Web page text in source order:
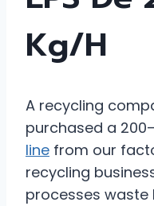
Kg/h
A recycling
purchased a
line from our
recycling
processes waste